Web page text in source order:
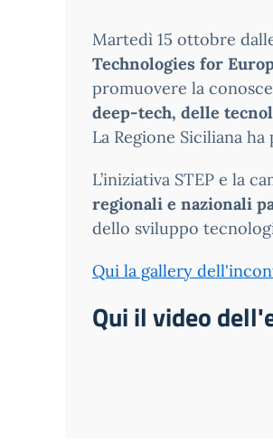
Martedì 15 ottobre
Technologies for
promuovere la
deep-tech, delle
La Regione Siciliana
L’iniziativa STEP e la
regionali e nazionali
dello sviluppo
Qui la gallery
Qui il video